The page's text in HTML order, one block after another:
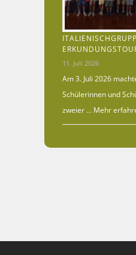
11. Juli 2026
Am 3. Juli 2026
Schülerinnen und
zweier … Mehr